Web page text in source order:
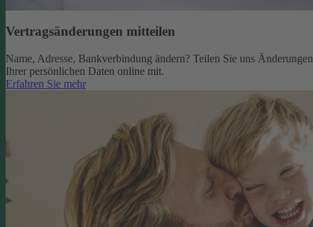
Vertragsänderungen mitteilen
Name, Adresse, Bankverbindung ändern? Teilen Sie uns Änderungen
Ihrer persönlichen Daten online mit.
Erfahren Sie mehr